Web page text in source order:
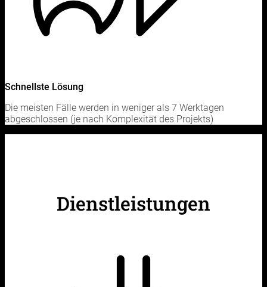
Schnellste Lösung
Die meisten Fälle werden in weniger als 7 Werktagen
abgeschlossen (je nach Komplexität des Projekts)
Dienstleistungen